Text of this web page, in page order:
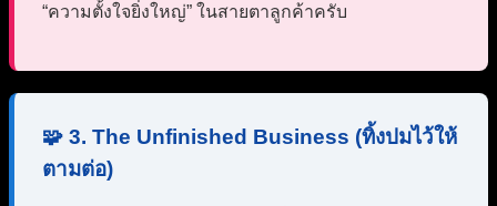
“ความตั้งใจยิ่งใหญ่” ในสายตาลูกค้าครับ
🧩 3. The Unfinished Business (ทิ้งปมไว้ให้
ตามต่อ)